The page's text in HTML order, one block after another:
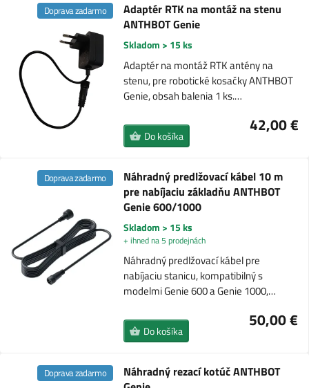
Adaptér RTK na montáž na stenu
ANTHBOT Genie
Doprava zadarmo
Skladom > 15 ks
Adaptér na montáž RTK antény na
stenu, pre robotické kosačky ANTHBOT
Genie, obsah balenia 1 ks.…
42,00 €
Do košíka
Náhradný predlžovací kábel 10 m
pre nabíjaciu základňu ANTHBOT
Genie 600/1000
Doprava zadarmo
Skladom > 15 ks
+ ihned na 5 prodejnách
Náhradný predlžovací kábel pre
nabíjaciu stanicu, kompatibilný s
modelmi Genie 600 a Genie 1000,…
50,00 €
Do košíka
Náhradný rezací kotúč ANTHBOT
Doprava zadarmo